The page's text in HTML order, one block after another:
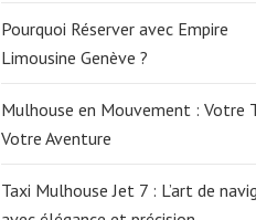
Pourquoi Réserver avec Empire
Limousine Genève ?
Mulhouse en Mouvement : Votre
Votre Aventure
Taxi Mulhouse Jet 7 : L’art de